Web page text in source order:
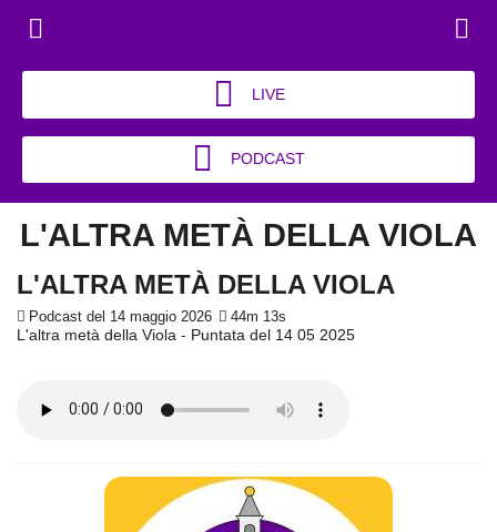
LIVE
PODCAST
L'ALTRA METÀ DELLA VIOLA
L'ALTRA METÀ DELLA VIOLA
Podcast del 14 maggio 2026 44m 13s
L'altra metà della Viola - Puntata del 14 05 2025